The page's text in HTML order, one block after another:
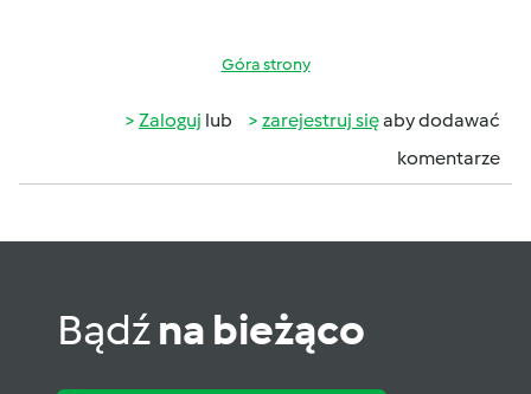
Góra strony
Zaloguj lub zarejestruj sięaby dodawać
komentarze
Bądźna bieżąco